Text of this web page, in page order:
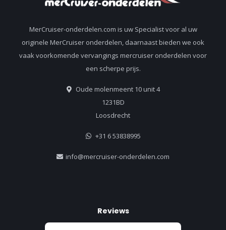
MerCruiser-onderdelen.com is uw Specialist voor al uw
originele MerCruiser onderdelen, daarnaast bieden we ook
vaak voorkomende vervangings mercruiser onderdelen voor
een scherpe prijs.
Oude molenmeent 10 unit 4
1231BD
Loosdrecht
+31 6 53838995
info@mercruiser-onderdelen.com
Reviews